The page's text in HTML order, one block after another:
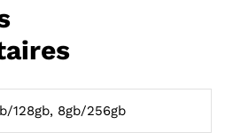
128gb, 8gb/256gb